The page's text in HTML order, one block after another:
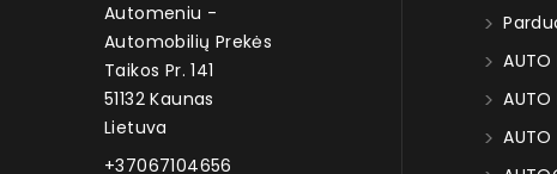
Automeniu -
Automobilių Prekės
Taikos Pr. 141
51132 Kaunas
Lietuva
+37067104656
AUTO
AUTO
AUTO